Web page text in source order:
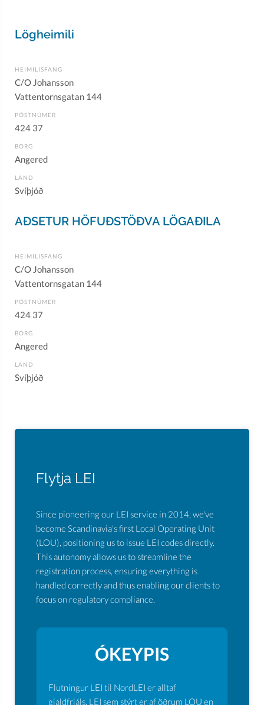
Lögheimili
HEIMILISFANG
C/O Johansson
Vattentornsgatan 144
PÓSTNÚMER
424 37
BORG
Angered
LAND
Svíþjóð
AÐSETUR HÖFUÐSTÖÐVA LÖGAÐILA
HEIMILISFANG
C/O Johansson
Vattentornsgatan 144
PÓSTNÚMER
424 37
BORG
Angered
LAND
Svíþjóð
Flytja LEI
Since pioneering our LEI service in 2014, we've
become Scandinavia's first Local Operating Unit
(LOU), positioning us to issue LEI codes directly.
This autonomy allows us to streamline the
registration process, ensuring everything is
handled correctly and thus enabling our clients to
focus on regulatory compliance.
ÓKEYPIS
Flutningur LEI til NordLEI er alltaf
gjaldfrjáls. LEI sem stýrt er af öðrum LOU en